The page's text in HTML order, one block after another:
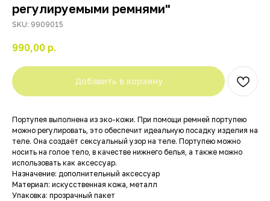
регулируемыми ремнями"
SKU: 9909015
990,00 р.
Добавить в корзину
Портупея выполнена из эко-кожи. При помощи ремней портупею
можно регулировать, это обеспечит идеальную посадку изделия на
теле. Она создаёт сексуальный узор на теле. Портупею можно
носить на голое тело, в качестве нижнего белья, а также можно
использовать как аксессуар.
Назначение: дополнительный аксессуар
Материал: искусственная кожа, металл
Упаковка: прозрачный пакет